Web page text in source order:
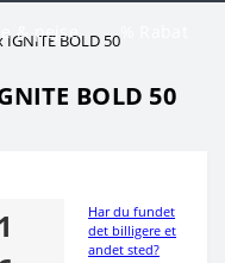
& pejseBOLD 50
BOLD 50
Har du fundet
det billigere et
andet sted?